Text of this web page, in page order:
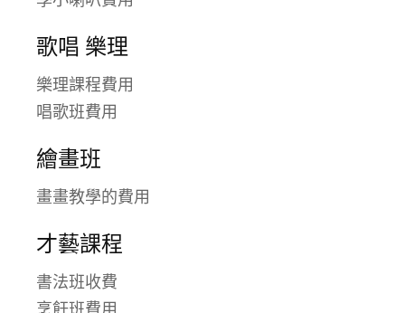
歌唱 樂理
樂理課程費用
唱歌班費用
繪畫班
畫畫教學的費用
才藝課程
書法班收費